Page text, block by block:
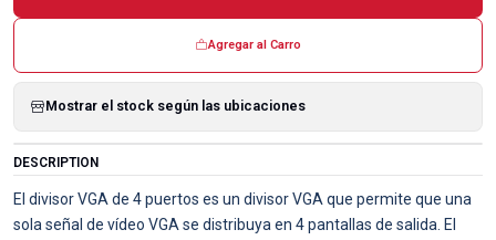
Agregar al Carro
Mostrar el stock según las ubicaciones
DESCRIPTION
El divisor VGA de 4 puertos es un divisor VGA que permite que una
sola señal de vídeo VGA se distribuya en 4 pantallas de salida. El